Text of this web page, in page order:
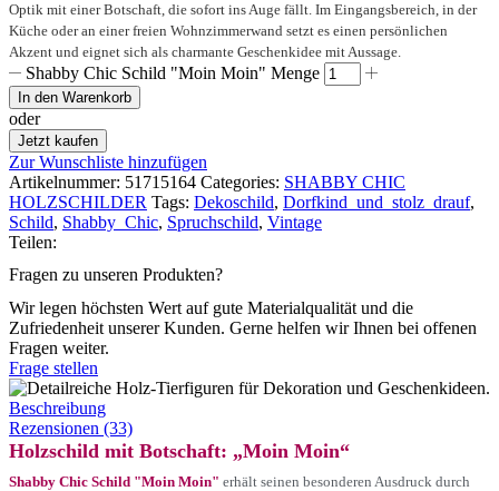
Optik mit einer Botschaft, die sofort ins Auge fällt. Im Eingangsbereich, in der
Küche oder an einer freien Wohnzimmerwand setzt es einen persönlichen
Akzent und eignet sich als charmante Geschenkidee mit Aussage.
Shabby Chic Schild "Moin Moin" Menge
In den Warenkorb
oder
Jetzt kaufen
Zur Wunschliste hinzufügen
Artikelnummer: 51715164 Categories: SHABBY CHIC
HOLZSCHILDER Tags: Dekoschild, Dorfkind_und_stolz_drauf,
Schild, Shabby_Chic, Spruchschild, Vintage
Teilen:
Fragen zu unseren Produkten?
Wir legen höchsten Wert auf gute Materialqualität und die
Zufriedenheit unserer Kunden. Gerne helfen wir Ihnen bei offenen
Fragen weiter.
Frage stellen
Beschreibung
Rezensionen (33)
Holzschild mit Botschaft: „Moin Moin“
Shabby Chic Schild "Moin Moin" erhält seinen besonderen Ausdruck durch